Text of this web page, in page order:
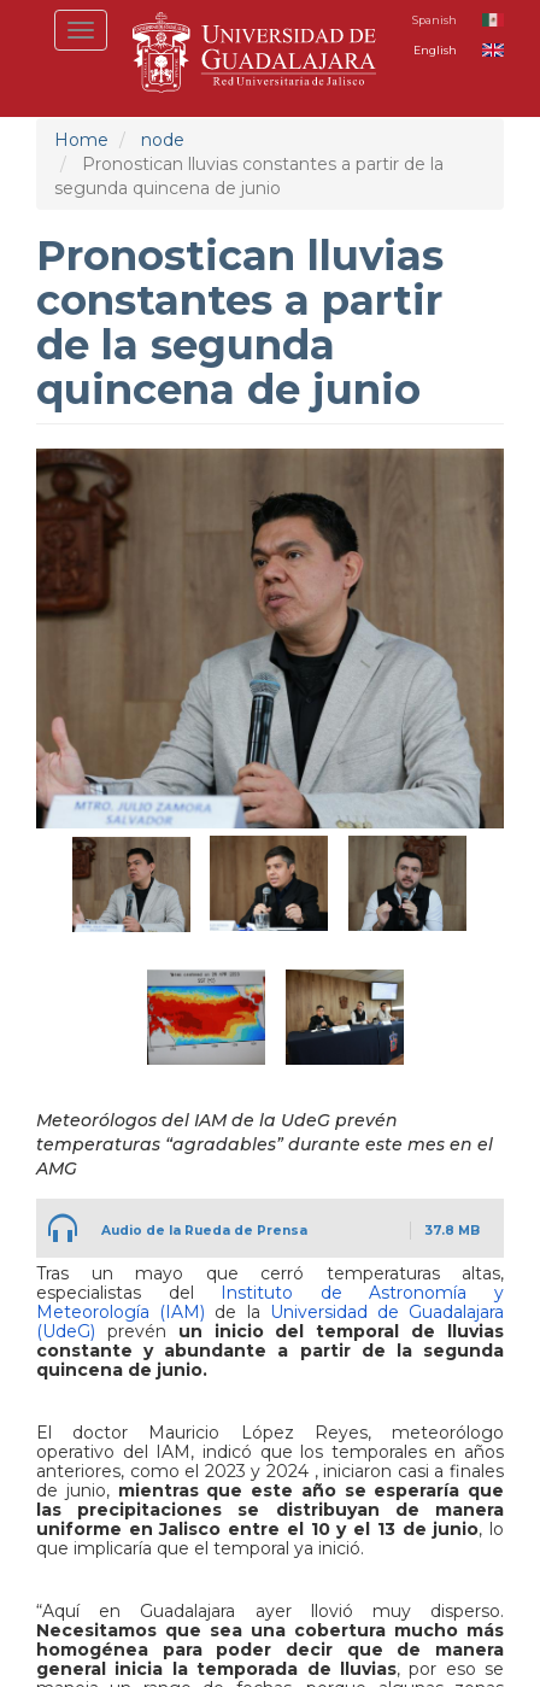
Toggle
navigation
Spanish
English
Home
node
Pronostican lluvias constantes a partir de la
segunda quincena de junio
Pronostican lluvias
constantes a partir
de la segunda
quincena de junio
Meteorólogos del IAM de la UdeG prevén
temperaturas “agradables” durante este mes en el
AMG
Audio de la Rueda de Prensa 37.8 MB
Tras un mayo que cerró temperaturas altas,
especialistas del Instituto de Astronomía y
Meteorología (IAM) de la
Universidad de Guadalajara
(UdeG) prevén un inicio del temporal de lluvias
constante y abundante a partir de la segunda
quincena de junio.
El doctor Mauricio López Reyes, meteorólogo
operativo del IAM, indicó que los temporales en años
anteriores, como el 2023 y 2024 , iniciaron casi a finales
de junio, mientras que este año se esperaría que
las precipitaciones se distribuyan de manera
uniforme en Jalisco entre el 10 y el 13 de junio, lo
que implicaría que el temporal ya inició.
“Aquí en Guadalajara ayer llovió muy disperso.
Necesitamos que sea una cobertura mucho más
homogénea para poder decir que de manera
general inicia la temporada de lluvias, por eso se